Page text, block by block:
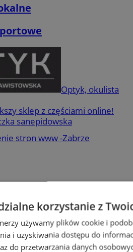
Optyk, okulista
sklep z częściami online!
sanepidowska
stron www -Zabrze
korzystanie z
używamy plików cookie i
i uzyskiwania dostępu do
do przetwarzania danych